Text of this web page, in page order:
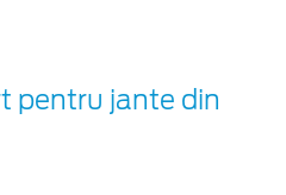
pentru jante din